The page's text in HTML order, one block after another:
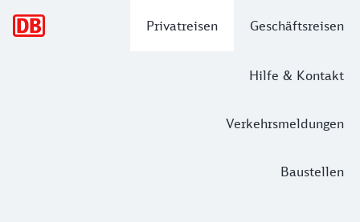
Privatreisen Geschäftsreisen
Hilfe & Kontakt
Verkehrsmeldungen
Baustellen